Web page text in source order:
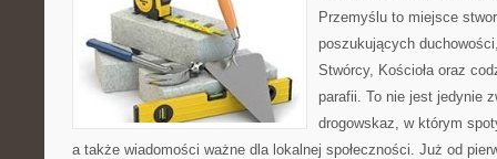
Przemyślu to miejsce
poszukujących
Stwórcy, Kościoła oraz
parafii. To nie jest jedynie
drogowskaz, w którym
a także wiadomości ważne dla lokalnej społeczności. Już od